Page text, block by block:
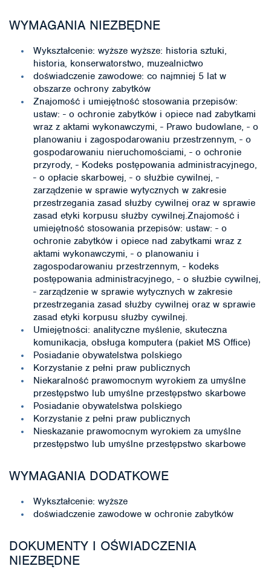
WYMAGANIA NIEZBĘDNE
Wykształcenie: wyższe wyższe: historia sztuki,
historia, konserwatorstwo, muzealnictwo
doświadczenie zawodowe: co najmniej 5 lat w
obszarze ochrony zabytków
Znajomość i umiejętność stosowania przepisów:
ustaw: - o ochronie zabytków i opiece nad zabytkami
wraz z aktami wykonawczymi, - Prawo budowlane, - o
planowaniu i zagospodarowaniu przestrzennym, - o
gospodarowaniu nieruchomościami, - o ochronie
przyrody, - Kodeks postępowania administracyjnego,
- o opłacie skarbowej, - o służbie cywilnej, -
zarządzenie w sprawie wytycznych w zakresie
przestrzegania zasad służby cywilnej oraz w sprawie
zasad etyki korpusu służby cywilnej.Znajomość i
umiejętność stosowania przepisów: ustaw: - o
ochronie zabytków i opiece nad zabytkami wraz z
aktami wykonawczymi, - o planowaniu i
zagospodarowaniu przestrzennym, - kodeks
postępowania administracyjnego, - o służbie cywilnej,
- zarządzenie w sprawie wytycznych w zakresie
przestrzegania zasad służby cywilnej oraz w sprawie
zasad etyki korpusu służby cywilnej.
Umiejętności: analityczne myślenie, skuteczna
komunikacja, obsługa komputera (pakiet MS Office)
Posiadanie obywatelstwa polskiego
Korzystanie z pełni praw publicznych
Niekaralność prawomocnym wyrokiem za umyślne
przestępstwo lub umyślne przestępstwo skarbowe
Posiadanie obywatelstwa polskiego
Korzystanie z pełni praw publicznych
Nieskazanie prawomocnym wyrokiem za umyślne
przestępstwo lub umyślne przestępstwo skarbowe
WYMAGANIA DODATKOWE
Wykształcenie: wyższe
doświadczenie zawodowe w ochronie zabytków
DOKUMENTY I OŚWIADCZENIA
NIEZBĘDNE